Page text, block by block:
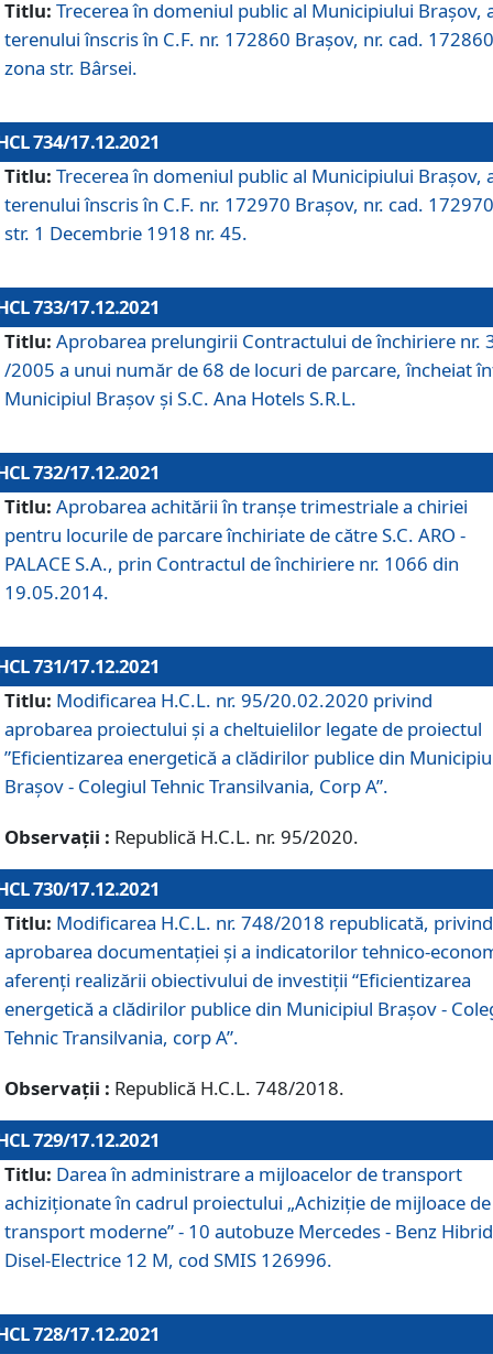
Titlu: Trecerea în domeniul public al Municipiului Braşov,
terenului înscris în C.F. nr. 172860 Brașov, nr. cad.
zona str. Bârsei.
734/17.12.2021
Titlu: Trecerea în domeniul public al Municipiului Braşov,
terenului înscris în C.F. nr. 172970 Brașov, nr. cad.
str. 1 Decembrie 1918 nr. 45.
733/17.12.2021
Titlu: Aprobarea prelungirii Contractului de închiriere nr.
/2005 a unui număr de 68 de locuri de parcare, încheiat
Municipiul Braşov şi S.C. Ana Hotels S.R.L.
732/17.12.2021
Titlu: Aprobarea achitării în tranșe trimestriale a chiriei
pentru locurile de parcare închiriate de către S.C. ARO -
PALACE S.A., prin Contractul de închiriere nr. 1066 din
19.05.2014.
731/17.12.2021
Titlu: Modificarea H.C.L. nr. 95/20.02.2020 privind
aprobarea proiectului și a cheltuielilor legate de proiectul
”Eficientizarea energetică a clădirilor publice din
Brașov - Colegiul Tehnic Transilvania, Corp A”.
Observații : Republică H.C.L. nr. 95/2020.
730/17.12.2021
Titlu: Modificarea H.C.L. nr. 748/2018 republicată, privind
aprobarea documentației și a indicatorilor tehnico-
aferenți realizării obiectivului de investiții “Eficientizarea
energetică a clădirilor publice din Municipiul Brașov -
Tehnic Transilvania, corp A”.
Observații : Republică H.C.L. 748/2018.
729/17.12.2021
Titlu: Darea în administrare a mijloacelor de transport
achiziționate în cadrul proiectului „Achiziţie de mijloace de
transport moderne” - 10 autobuze Mercedes - Benz Hibrid
Disel-Electrice 12 M, cod SMIS 126996.
728/17.12.2021